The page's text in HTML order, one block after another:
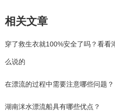
相关文章
穿了救生衣就100%安全了吗？看看
么说的
在漂流的过程中需要注意哪些问题？
湖南洣水漂流船具有哪些优点？